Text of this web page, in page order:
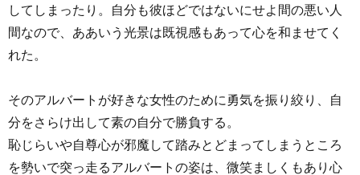
してしまったり。自分も彼ほどではないにせよ間の悪い人
間なので、ああいう光景は既視感もあって心を和ませてく
れた。
そのアルバートが好きな女性のために勇気を振り絞り、自
分をさらけ出して素の自分で勝負する。
恥じらいや自尊心が邪魔して踏みとどまってしまうところ
を勢いで突っ走るアルバートの姿は、微笑ましくもあり心